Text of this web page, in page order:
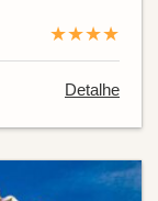
★★★★
Detalhe